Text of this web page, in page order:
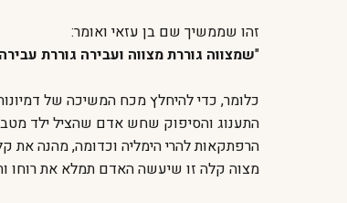
זהו שממשיך שם בן עזאי ואומר:
"שמצווה גוררת מצווה ועבירה גוררת עבירה
כלומר, כדי להיחלץ מכח המשיכה של
התענוג והסיפוק שחש אדם שהציל ילד
הרפתקאות להרי הימליה וכדומה, מהנה את
מצוה קלה זו שיעשה האדם תמלא את רוחו